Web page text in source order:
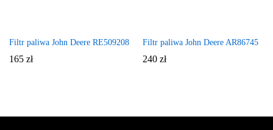
Filtr paliwa John Deere RE509208
165 zł
Filtr paliwa John Deere AR86745
240 zł